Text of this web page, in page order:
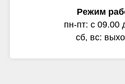
Режим
пн-пт: с 09.00
сб, вс: